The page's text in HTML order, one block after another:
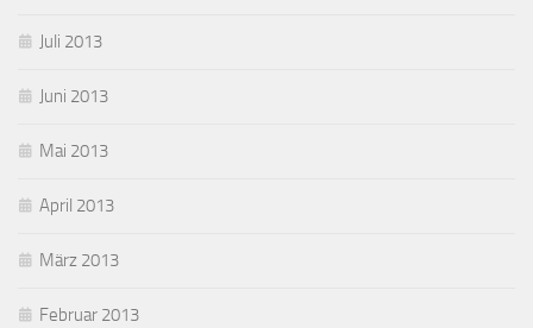
Juli 2013
Juni 2013
Mai 2013
April 2013
März 2013
Februar 2013